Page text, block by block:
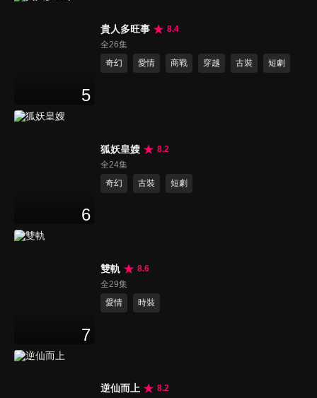
5
貴人多旺事
8.4
全26集
奇幻
愛情 商戰 穿越 古裝 短劇
6
狐妖皇嫂
8.2
全24集
奇幻
古裝 短劇
7
雙軌
8.6
全29集
愛情
時裝
逆仙而上
8.2